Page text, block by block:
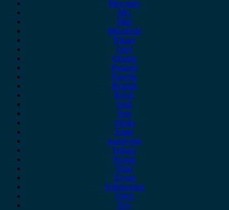
Mercedes
MG
Mini
Mitsubishi
Nissan
Opel
Omoda
Peugeot
Porsche
Renault
Rover
Saab
Seat
Skoda
Smart
ssangyong
Subaru
Suzuki
Tesla
Toyota
Volkswagen
Volvo
Xev